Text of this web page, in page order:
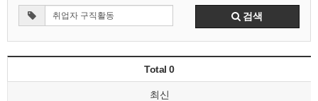
검색
Total 0
최신